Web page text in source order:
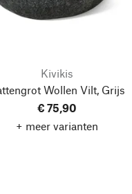
Kivikis
Wollen Vilt, Grijs
€ 75,90
+ meer varianten